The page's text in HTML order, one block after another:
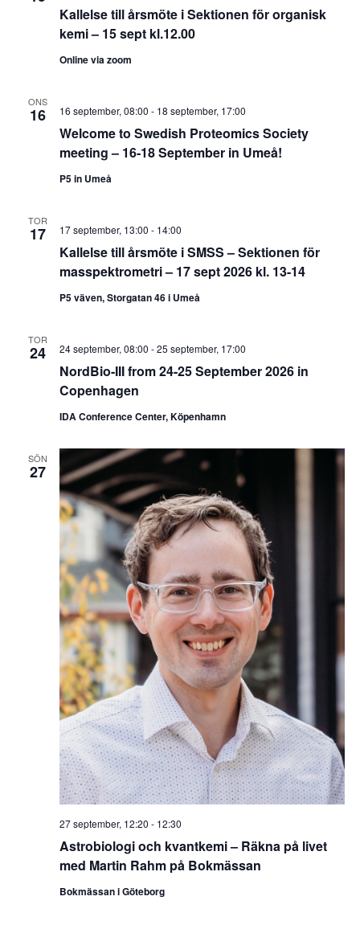
Kallelse till årsmöte i Sektionen för organisk
kemi – 15 sept kl.12.00
Online via zoom
ONS
16
Welcome to Swedish Proteomics Society
meeting – 16-18 September in Umeå!
16 september, 08:00 - 18 september, 17:00
P5 in Umeå
TOR
17
Kallelse till årsmöte i SMSS – Sektionen för
masspektrometri – 17 sept 2026 kl. 13-14
17 september, 13:00 - 14:00
P5 väven, Storgatan 46 i Umeå
TOR
24
NordBio-III from 24-25 September 2026 in
Copenhagen
24 september, 08:00 -25 september, 17:00
IDA Conference Center, Köpenhamn
SÖN
27
Astrobiologi och kvantkemi – Räkna på livet
med Martin Rahm på Bokmässan
27 september, 12:20 - 12:30
Bokmässan i Göteborg